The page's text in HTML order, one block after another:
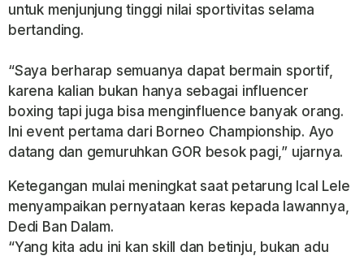
untuk menjunjung tinggi nilai sportivitas selama
bertanding.
“Saya berharap semuanya dapat bermain sportif,
karena kalian bukan hanya sebagai influencer
boxing tapi juga bisa menginfluence banyak orang.
Ini event pertama dari Borneo Championship. Ayo
datang dan gemuruhkan GOR besok pagi,” ujarnya.
Ketegangan mulai meningkat saat petarung Ical Lele
menyampaikan pernyataan keras kepada lawannya,
Dedi Ban Dalam.
“Yang kita adu ini kan skill dan betinju, bukan adu